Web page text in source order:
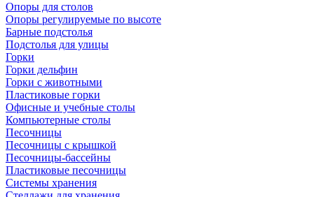
Опоры для столов
Опоры регулируемые по высоте
Барные подстолья
Подстолья для улицы
Горки
Горки дельфин
Горки с животными
Пластиковые горки
Офисные и учебные столы
Компьютерные столы
Песочницы
Песочницы с крышкой
Песочницы-бассейны
Пластиковые песочницы
Системы хранения